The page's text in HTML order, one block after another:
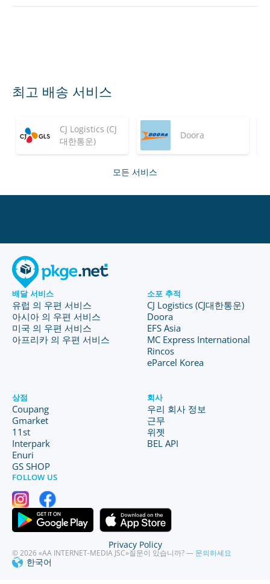
최고 배송 서비스
CJ Logistics (CJ
대한통운)
Doora
모든 서비스
배달 서비스
유럽 의 우편 서비스
아시아 의 우편 서비스
미국 의 우편 서비스
아프리카 의 우편 서비스
소포 추적
CJ Logistics (CJ대한통운)
Doora
EFS Asia
MC Express International
Rincos
eParcel Korea
상점
Coupang
Gmarket
11st
Interpark
Enuri
GS SHOP
회사
우리 회사 정보
근무
위젯
BEL API
FOLLOW US
© 2026 «AA INTERNET-MEDIA JSC»질문이 있습니까? — 문의하세요
한국어
Privacy Policy